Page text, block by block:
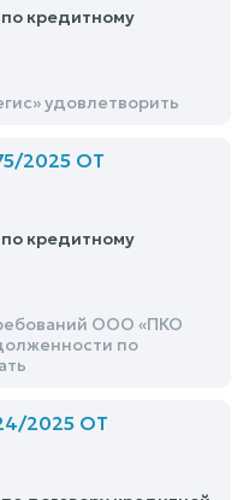
кредитному
удовлетворить
2025 ОТ
кредитному
ООО «ПКО
по
2025 ОТ